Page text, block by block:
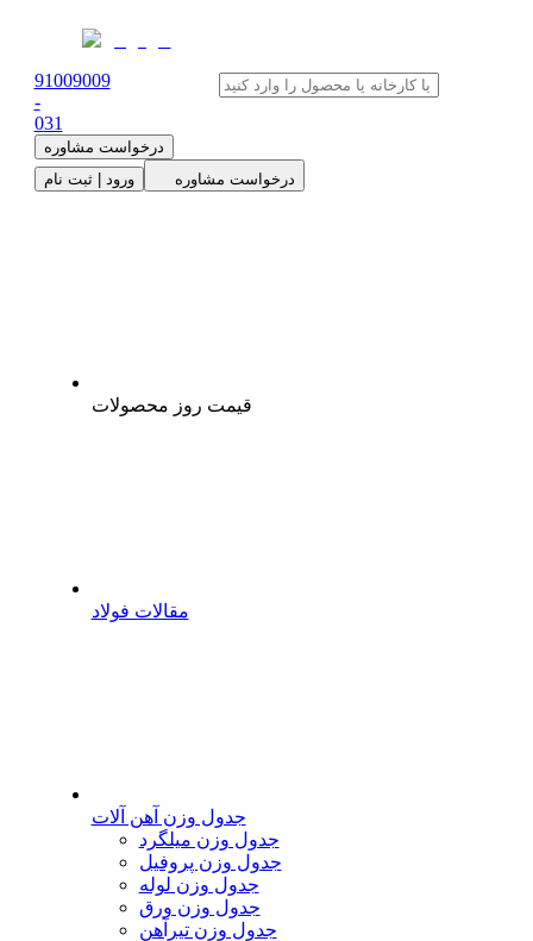
91009009
-
031
درخواست مشاوره
ورود | ثبت نام
درخواست مشاوره
قیمت روز محصولات
مقالات فولاد
جدول وزن آهن آلات
جدول وزن میلگرد
جدول وزن پروفیل
جدول وزن لوله
جدول وزن ورق
جدول وزن تیرآهن